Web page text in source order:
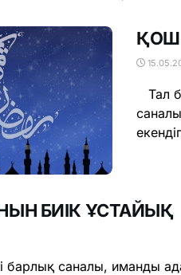
ҚОШ
Тал
БИІК ҰСТАЙЫҚ
барлық саналы, иманды